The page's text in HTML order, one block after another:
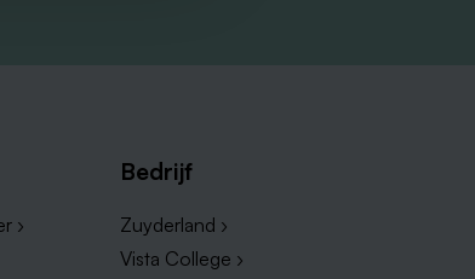
›
Bedrijf
Zuyderland ›
Vista College ›